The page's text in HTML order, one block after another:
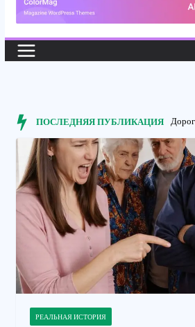
ПОСЛЕДНЯЯ ПУБЛИКАЦИЯ
РЕАЛЬНАЯ ИСТОРИЯ